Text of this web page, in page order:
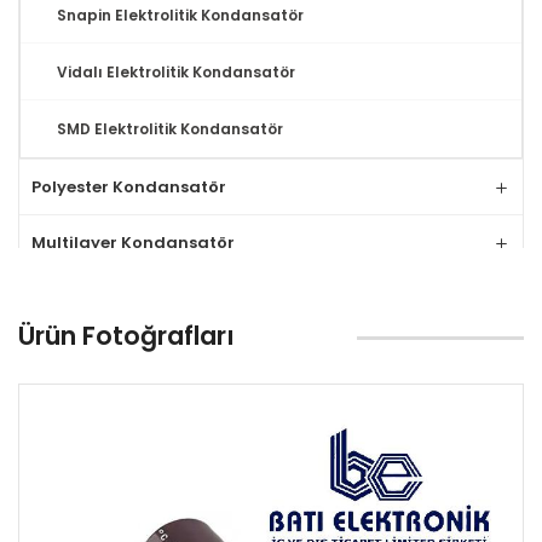
Snapin Elektrolitik Kondansatör
Vidalı Elektrolitik Kondansatör
SMD Elektrolitik Kondansatör
Polyester Kondansatör
Multilayer Kondansatör
MLCC Kondansatör
Ürün Fotoğrafları